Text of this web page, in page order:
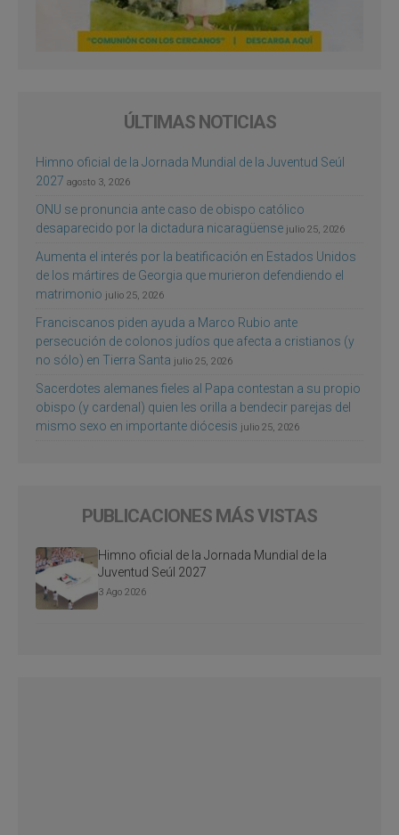
ÚLTIMAS NOTICIAS
Himno oficial de la Jornada Mundial de la Juventud Seúl
2027 agosto 3, 2026
ONU se pronuncia ante caso de obispo católico
desaparecido por la dictadura nicaragüense julio 25, 2026
Aumenta el interés por la beatificación en Estados Unidos
de los mártires de Georgia que murieron defendiendo el
matrimonio julio 25, 2026
Franciscanos piden ayuda a Marco Rubio ante
persecución de colonos judíos que afecta a cristianos (y
no sólo) en Tierra Santa julio 25, 2026
Sacerdotes alemanes fieles al Papa contestan a su propio
obispo (y cardenal) quien les orilla a bendecir parejas del
mismo sexo en importante diócesis julio 25, 2026
PUBLICACIONES MÁS VISTAS
Himno oficial de la Jornada Mundial de la
Juventud Seúl 2027
3 Ago 2026